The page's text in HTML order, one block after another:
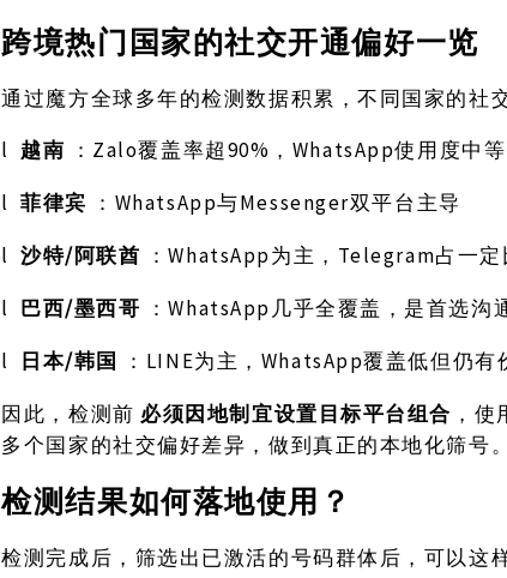
跨境热门国家的社交开通偏好一览
通过魔方全球多年的检测数据积累，不同国家的社
l 越南 ： Zalo覆盖率超90%，WhatsApp使用度中等
l 菲律宾 ： WhatsApp与Messenger双平台主导
l
沙特/阿联酋 ：WhatsApp为主，Telegram占一定
l
巴西/墨西哥 ：WhatsApp几乎全覆盖，是首选沟
l
日本/韩国 ： LINE为主，WhatsApp覆盖低但仍有
因此，检测前 必须因地制宜设置目标平台组合 ，
多个国家的社交偏好差异，做到真正的本地化筛号。
检测结果如何落地使用？
检测完成后，筛选出已激活的号码群体后，可以这